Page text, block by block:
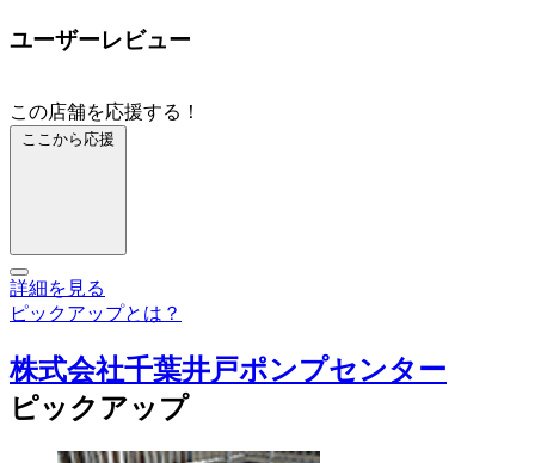
ユーザーレビュー
この店舗を応援する！
ここから応援
詳細を見る
ピックアップとは？
株式会社千葉井戸ポンプセンター
ピックアップ